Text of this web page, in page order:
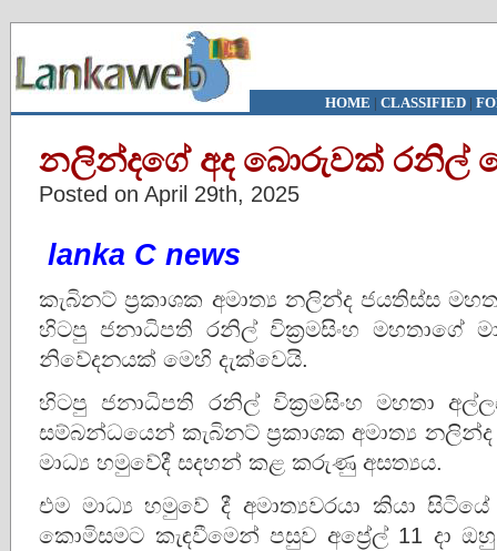
HOME | CLASSIFIED|
නලින්දගේ අද බොරුවක් රනිල්
Posted on April 29th, 2025
lanka C news
කැබිනට් ප්‍රකාශක අමාත්‍ය නලින්ද ජයතිස්ස
හිටපු ජනාධිපති රනිල් වික්‍රමසිංහ
නිවේදනයක් මෙහි දැක්වෙයි.
හිටපු ජනාධිපති රනිල් වික්‍රමසිංහ මහතා
සම්බන්ධයෙන් කැබිනට් ප්‍රකාශක අමාත්‍ය නලින්ද
මාධ්‍ය හමුවේදී සදහන් කළ කරුණු අසත්‍යය.
එම මාධ්‍ය හමුවේ දී අමාත්‍යවරයා කියා
කොමිසමට කැඳවීමෙන් පසුව අප්‍රේල් 11 දා